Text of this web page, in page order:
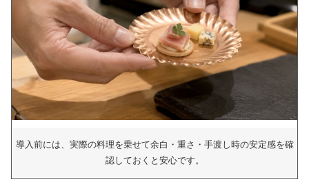
導入前には、実際の料理を乗せて余白・重さ・手渡し時の安定感を確
認しておくと安心です。